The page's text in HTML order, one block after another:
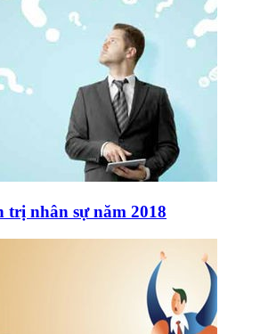
trị nhân sự năm 2018